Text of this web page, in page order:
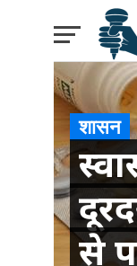
शासन
से